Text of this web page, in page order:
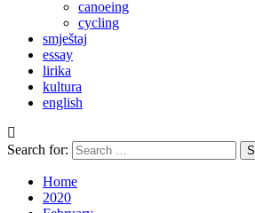
canoeing
cycling
smještaj
essay
lirika
kultura
english
Search for:
Home
2020